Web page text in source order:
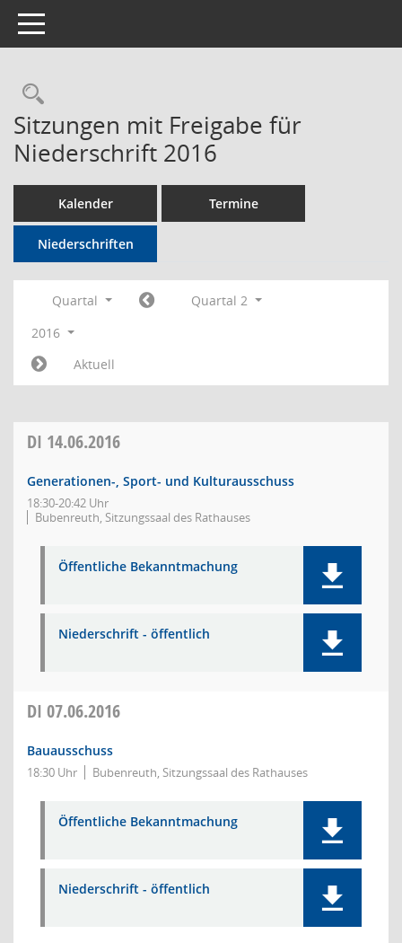
Toggle navigation
Rechercheauswahl
Sitzungen mit Freigabe für
Niederschrift 2016
Kalender Termine
Niederschriften
Quartal
Quartal 2
2016
Aktuell
DI 14.06.2016
Generationen-, Sport- und Kulturausschuss
18:30-20:42 Uhr
Bubenreuth, Sitzungssaal des Rathauses
Öffentliche Bekanntmachung
Niederschrift - öffentlich
DI 07.06.2016
Bauausschuss
18:30 Uhr Bubenreuth, Sitzungssaal des Rathauses
Öffentliche Bekanntmachung
Niederschrift - öffentlich